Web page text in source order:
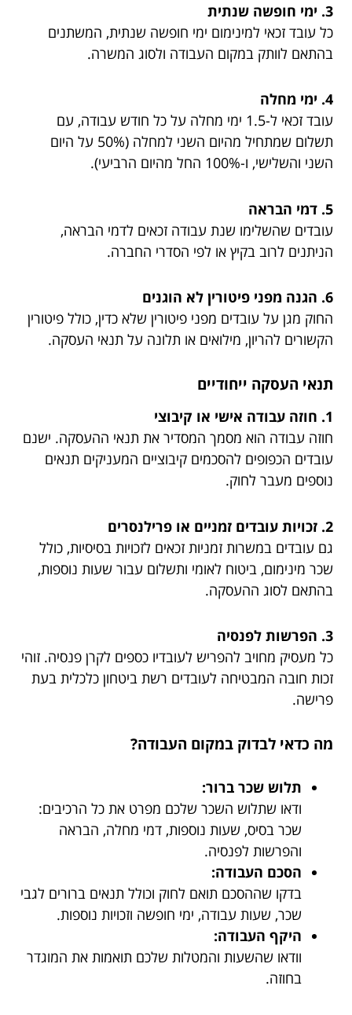
3. ימי חופשה שנתית
כל עובד זכאי למינימום ימי חופשה שנתית, המשתנים
בהתאם לוותק במקום העבודה ולסוג המשרה.
4. ימי מחלה
עובד זכאי ל-1.5 ימי מחלה על כל חודש עבודה, עם
תשלום שמתחיל מהיום השני למחלה (50% על היום
השני והשלישי, ו-100% החל מהיום הרביעי).
5. דמי הבראה
עובדים שהשלימו שנת עבודה זכאים לדמי הבראה,
הניתנים לרוב בקיץ או לפי הסדרי החברה.
6. הגנה מפני פיטורין לא הוגנים
החוק מגן על עובדים מפני פיטורין שלא כדין, כולל פיטורין
הקשורים להריון, מילואים או תלונה על תנאי העסקה.
תנאי העסקה ייחודיים
1. חוזה עבודה אישי או קיבוצי
חוזה עבודה הוא מסמך המסדיר את תנאי ההעסקה. ישנם
עובדים הכפופים להסכמים קיבוציים המעניקים תנאים
נוספים מעבר לחוק.
2. זכויות עובדים זמניים או פרילנסרים
גם עובדים במשרות זמניות זכאים לזכויות בסיסיות, כולל
שכר מינימום, ביטוח לאומי ותשלום עבור שעות נוספות,
בהתאם לסוג ההעסקה.
3. הפרשות לפנסיה
כל מעסיק מחויב להפריש לעובדיו כספים לקרן פנסיה. זוהי
זכות חובה המבטיחה לעובדים רשת ביטחון כלכלית בעת
פרישה.
מה כדאי לבדוק במקום העבודה?
תלוש שכר ברור:
ודאו שתלוש השכר שלכם מפרט את כל הרכיבים:
שכר בסיס, שעות נוספות, דמי מחלה, הבראה
והפרשות לפנסיה.
הסכם העבודה:
בדקו שההסכם תואם לחוק וכולל תנאים ברורים לגבי
שכר, שעות עבודה, ימי חופשה וזכויות נוספות.
היקף העבודה:
וודאו שהשעות והמטלות שלכם תואמות את המוגדר
בחוזה.